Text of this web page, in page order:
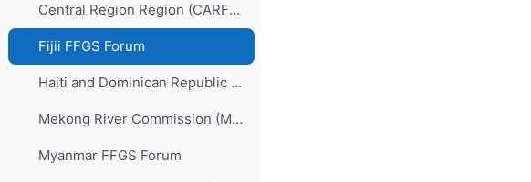
Central Region Region (CARFFGS) Forum
Fijii FFGS Forum
Haiti and Dominican Republic (HDRFFGS) Forum
Mekong River Commission (MRCFFGS) Forum
Myanmar FFGS Forum